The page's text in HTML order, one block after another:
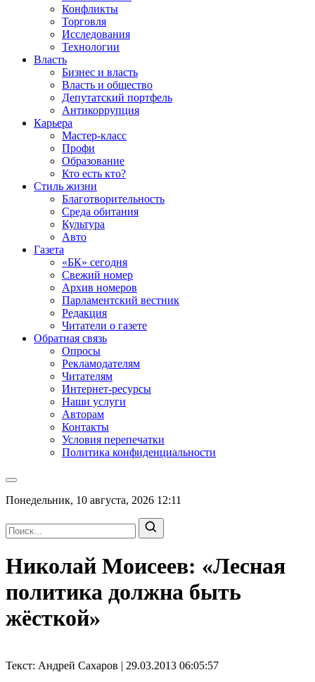
Конфликты
Торговля
Исследования
Технологии
Власть
Бизнес и власть
Власть и общество
Депутатский портфель
Антикоррупция
Карьера
Мастер-класс
Профи
Образование
Кто есть кто?
Стиль жизни
Благотворительность
Среда обитания
Культура
Авто
Газета
«БК» сегодня
Свежий номер
Архив номеров
Парламентский вестник
Редакция
Читатели о газете
Обратная связь
Опросы
Рекламодателям
Читателям
Интернет-ресурсы
Наши услуги
Авторам
Контакты
Условия перепечатки
Политика конфиденциальности
Понедельник, 10 августа, 2026 12:11
Николай Моисеев: «Лесная
политика должна быть
жёсткой»
Текст: Андрей Сахаров | 29.03.2013 06:05:57